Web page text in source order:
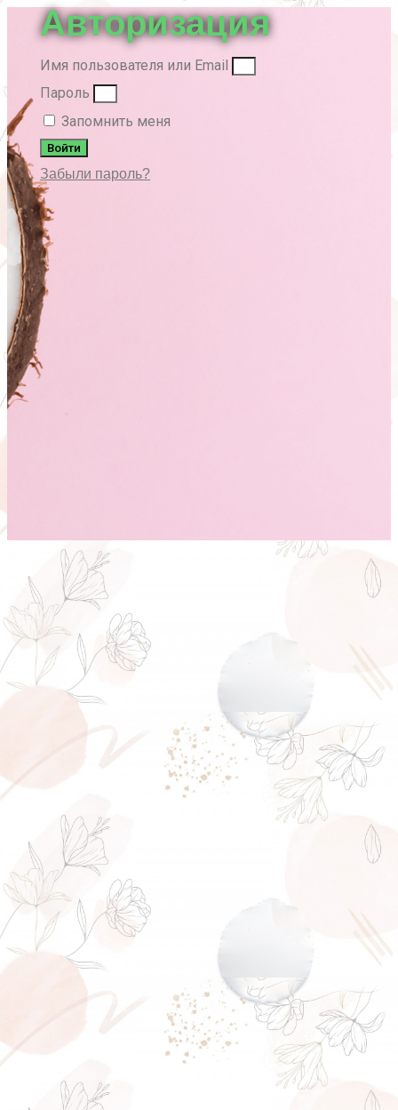
Авторизация
Имя пользователя или Email
Пароль
Запомнить меня
Войти
Забыли пароль?